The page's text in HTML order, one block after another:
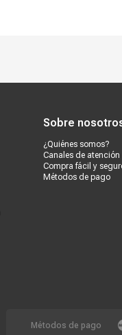
Sobre
¿Quiénes somos?
Canales de atención
Compra fácil y
Métodos de pago
Métodos de pago